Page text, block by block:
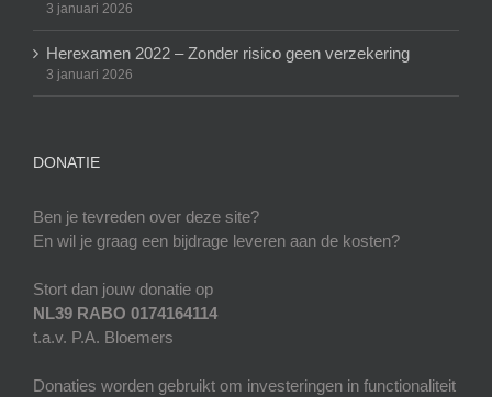
3 januari 2026
Herexamen 2022 – Zonder risico geen verzekering
3 januari 2026
DONATIE
Ben je tevreden over deze site?
En wil je graag een bijdrage leveren aan de kosten?
Stort dan jouw donatie op
NL39 RABO 0174164114
t.a.v. P.A. Bloemers
Donaties worden gebruikt om investeringen in functionaliteit